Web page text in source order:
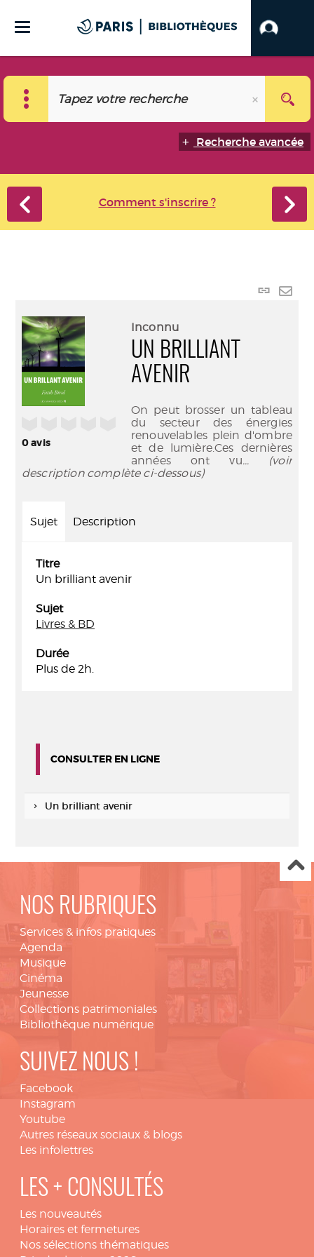
Recherche avancée
Comment s'inscrire ?
Lien
0avis
Inconnu
UN BRILLIANT
AVENIR
On peut brosser un tableau
du secteur des énergies
renouvelables plein d'ombre
et de lumière.Ces dernières
années ont vu... (voir
description complète ci-dessous)
Sujet Description
Titre
Un brilliant avenir
Sujet
Livres & BD
Durée
Plus de 2h.
CONSULTER EN LIGNE
Un brilliant avenir
NOS RUBRIQUES
Services & infos pratiques
Agenda
Musique
Cinéma
Jeunesse
Collections patrimoniales
Bibliothèque numérique
SUIVEZ NOUS !
Facebook
Instagram
Youtube
Autres réseaux sociaux & blogs
Les infolettres
LES + CONSULTÉS
Les nouveautés
Horaires et fermetures
Nos sélections thématiques